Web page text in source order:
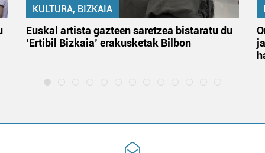
KULTURA, BIZKAIA
Euskal artista gazteen saretzea bistaratu du
‘Ertibil Bizkaia’ erakusketak Bilbon